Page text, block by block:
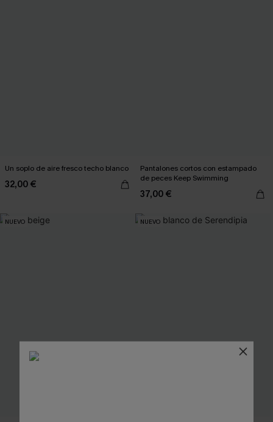
Un soplo de aire fresco techo blanco
32,00 €
Pantalones cortos con estampado
de peces Keep Swimming
37,00 €
NUEVO NUEVO